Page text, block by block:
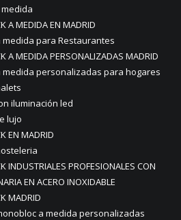
A MEDIDA EN MADRID
medida para Restaurantes
A MEDIDA PERSONALIZADAS MADRID
medida personalizadas para hogares
iluminación led
lujo
EN MADRID
INDUSTRIALES PROFESIONALES CON
EN ACERO INOXIDABLE
MADRID
a medida personalizadas